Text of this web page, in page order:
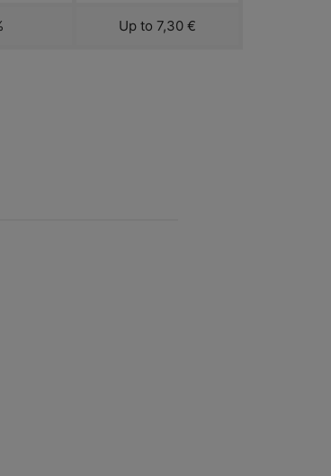
Up to 7,30 €